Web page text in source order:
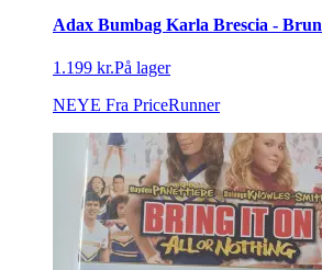
Adax Bumbag Karla Brescia - Brun
1.199 kr.På lager
NEYE Fra PriceRunner